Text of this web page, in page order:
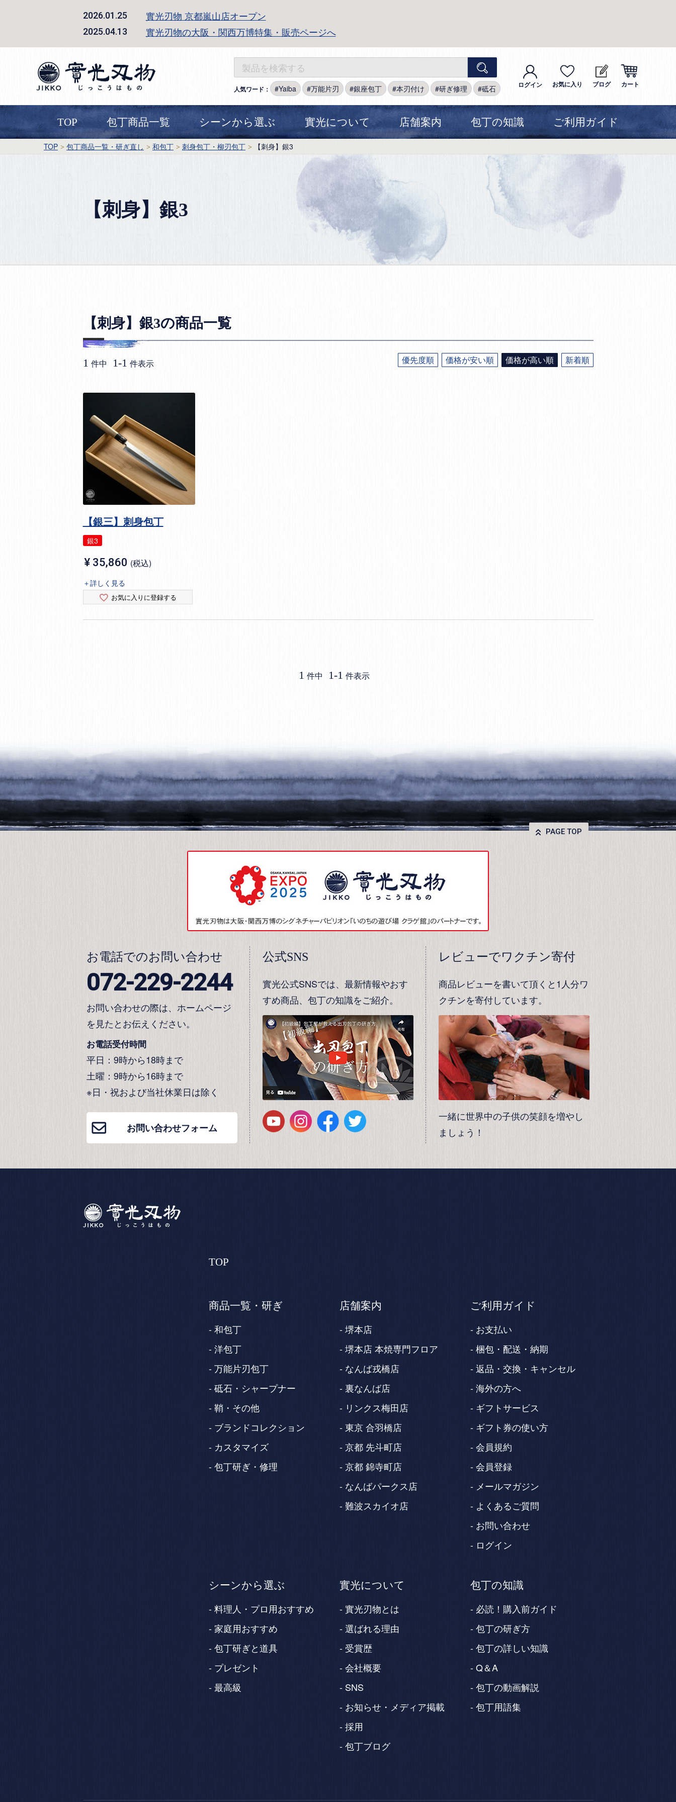
2026.01.25 實光刃物 京都嵐山店オープン
2025.04.13 實光刃物の大阪・関西万博特集・販売ページへ
人気ワード： Yaiba 万能片刃 銀座包丁 本刃付け 研ぎ修理 砥石 ログイン お気に入り ブログ カート
TOP 包丁商品一覧 シーンから選ぶ 實光について 店舗案内 包丁の知識 ご利用ガイド
TOP 包丁商品一覧・研ぎ直し 和包丁 刺身包丁・柳刃包丁 【刺身】銀3
【刺身】銀3
【刺身】銀3の商品一覧
優先度順 価格が安い順 価格が高い順 新着順
1 件中 1-1 件表示
【銀三】刺身包丁
銀3
¥ 35,860 税込
＋詳しく見る
お気に入りに登録する
1 件中 1-1 件表示
PAGE TOP
お電話でのお問い合わせ
072-229-2244
お問い合わせの際は、ホームページ
を見たとお伝えください。
お電話受付時間
平日：9時から18時まで
土曜：9時から16時まで
※日・祝および当社休業日は除く
お問い合わせフォーム
公式SNS
實光公式SNSでは、最新情報やおす
すめ商品、包丁の知識をご紹介。
レビューでワクチン寄付
商品レビューを書いて頂くと1人分ワ
クチンを寄付しています。
一緒に世界中の子供の笑顔を増やし
ましょう！
TOP
商品一覧・研ぎ
和包丁
洋包丁
万能片刃包丁
砥石・シャープナー
鞘・その他
ブランドコレクション
カスタマイズ
包丁研ぎ・修理
店舗案内
堺本店
堺本店 本焼専門フロア
なんば戎橋店
裏なんば店
リンクス梅田店
東京 合羽橋店
京都 先斗町店
京都 錦寺町店
なんばパークス店
難波スカイオ店
ご利用ガイド
お支払い
梱包・配送・納期
返品・交換・キャンセル
海外の方へ
ギフトサービス
ギフト券の使い方
会員規約
会員登録
メールマガジン
よくあるご質問
お問い合わせ
ログイン
シーンから選ぶ
料理人・プロ用おすすめ
家庭用おすすめ
包丁研ぎと道具
プレゼント
最高級
實光について
實光刃物とは
選ばれる理由
受賞歴
会社概要
SNS
お知らせ・メディア掲載
採用
包丁ブログ
包丁の知識
必読！購入前ガイド
包丁の研ぎ方
包丁の詳しい知識
Q＆A
包丁の動画解説
包丁用語集